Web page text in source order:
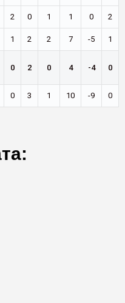
2 0 1 1 0 2
1 2 2 7 -5 1
0 2 0 4 -4 0
0 3 1 10 -9 0